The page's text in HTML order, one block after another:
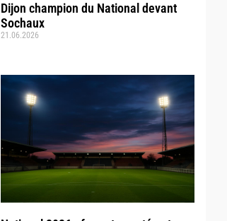
Dijon champion du National devant
Sochaux
21.06.2026